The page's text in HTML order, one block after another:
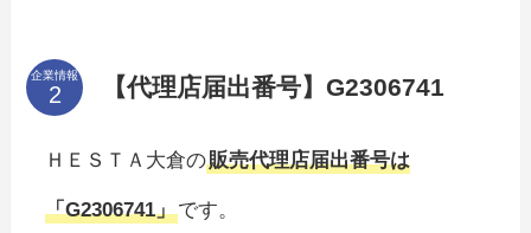
企業情報 【代理店届出番号】G2306741
ＨＥＳＴＡ大倉の販売代理店届出番号は
「G2306741」です。